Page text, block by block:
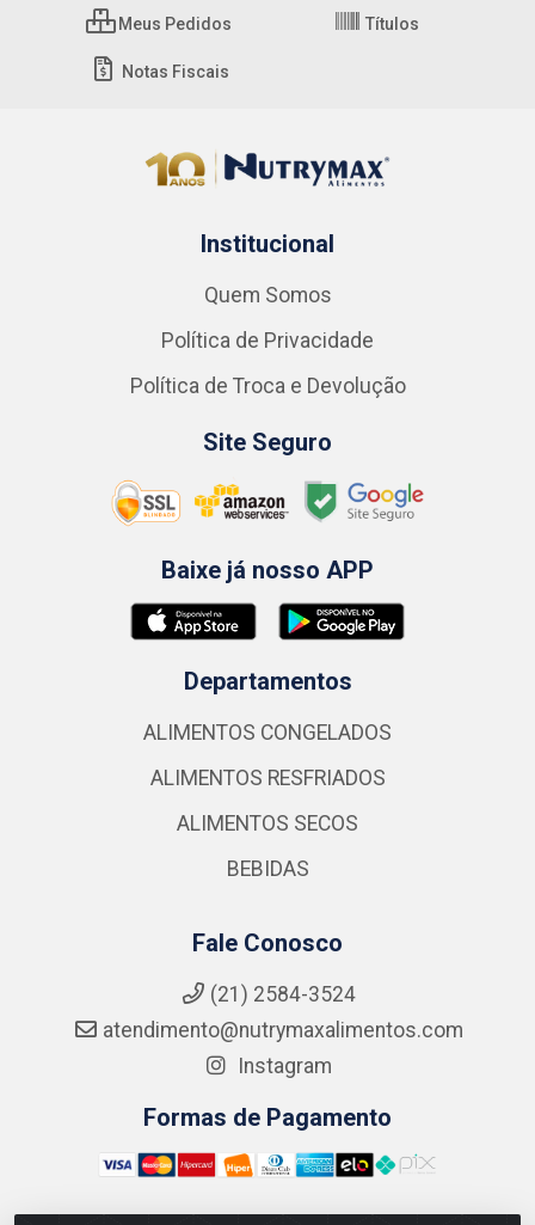
Meus Pedidos Títulos
Notas Fiscais
Institucional
Quem Somos
Política de Privacidade
Política de Troca e Devolução
Site Seguro
Baixe já nosso APP
Departamentos
ALIMENTOS CONGELADOS
ALIMENTOS RESFRIADOS
ALIMENTOS SECOS
BEBIDAS
Fale Conosco
(21) 2584-3524
atendimento@nutrymaxalimentos.com
Instagram
Formas de Pagamento